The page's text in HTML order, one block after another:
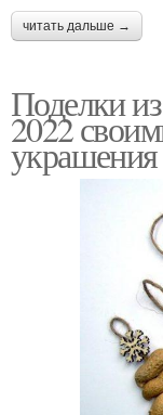
читать дальше →
Поделки
2022
украшения